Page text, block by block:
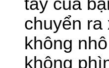
chuyển ra
không
không